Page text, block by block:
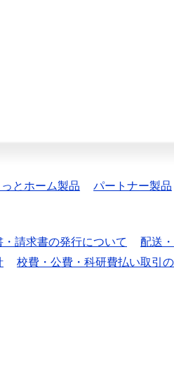
とホーム製品 パートナー製品
・請求書の発行について 配送
校費・公費・科研費払い取引